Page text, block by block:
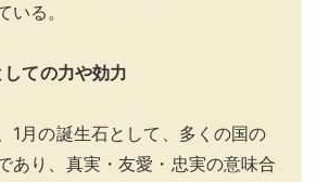
いる。
ての力や効力
1月の誕生石として、多くの国の
あり、真実・友愛・忠実の意味合